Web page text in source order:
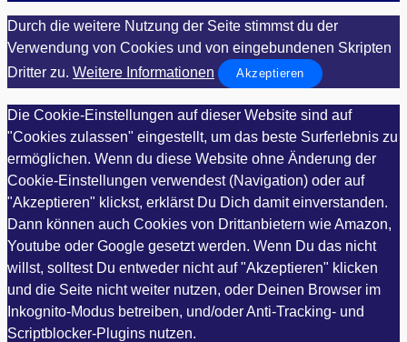
Durch die weitere Nutzung der Seite stimmst du der
Verwendung von Cookies und von eingebundenen Skripten
Dritter zu. Weitere Informationen Akzeptieren
Die Cookie-Einstellungen auf dieser Website sind auf
"Cookies zulassen" eingestellt, um das beste Surferlebnis zu
ermöglichen. Wenn du diese Website ohne Änderung der
Cookie-Einstellungen verwendest (Navigation) oder auf
"Akzeptieren" klickst, erklärst Du Dich damit einverstanden.
Dann können auch Cookies von Drittanbietern wie Amazon,
Youtube oder Google gesetzt werden. Wenn Du das nicht
willst, solltest Du entweder nicht auf "Akzeptieren" klicken
und die Seite nicht weiter nutzen, oder Deinen Browser im
Inkognito-Modus betreiben, und/oder Anti-Tracking- und
Scriptblocker-Plugins nutzen.